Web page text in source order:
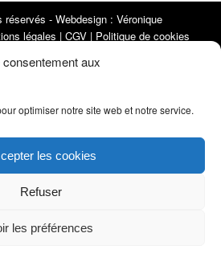
aux
optimiser notre site web et notre service.
les cookies
Refuser
les préférences
- Webdesign : Véronique
légales | CGV| Politique de cookies
: